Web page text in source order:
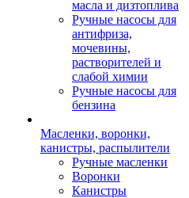
масла и дизтоплива
Ручные насосы для
антифриза,
мочевины,
растворителей и
слабой химии
Ручные насосы для
бензина
Масленки, воронки,
канистры, распылители
Ручные масленки
Воронки
Канистры